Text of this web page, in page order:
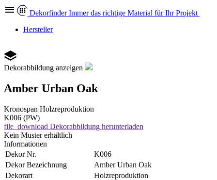
Dekorfinder Immer das richtige Material für Ihr Projekt
Hersteller
Dekorabbildung anzeigen
Amber Urban Oak
Kronospan Holzreproduktion
K006 (PW)
file_download Dekorabbildung herunterladen
Kein Muster erhältlich
Informationen
Dekor Nr.
K006
Dekor Bezeichnung
Amber Urban Oak
Dekorart
Holzreproduktion